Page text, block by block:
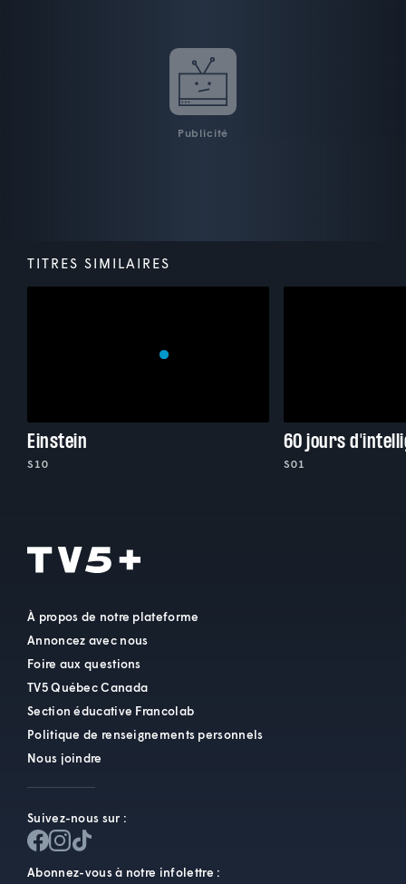
Publicité
TITRES SIMILAIRES
Einstein
S10 S01
À propos de notre plateforme
Annoncez avec nous
Foire aux questions
TV5 Québec Canada
Section éducative Francolab
Politique de renseignements personnels
Nous joindre
Suivez-nous sur :
Abonnez-vous à notre infolettre :